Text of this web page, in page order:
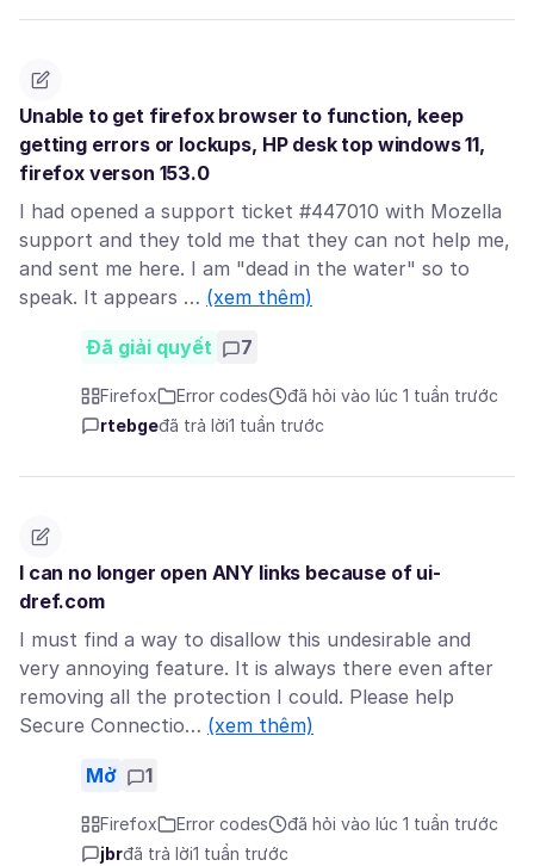
Unable to get firefox browser to function, keep
getting errors or lockups, HP desk top windows 11,
firefox verson 153.0
I had opened a support ticket #447010 with Mozella
support and they told me that they can not help me,
and sent me here. I am "dead in the water" so to
speak. It appears … (xem thêm)
Đã giải quyết 7
Firefox Error codes
đã hỏi vào lúc 1 tuần trước
rtebgeđã trả lời1 tuần trước
I can no longer open ANY links because of ui-
dref.com
I must find a way to disallow this undesirable and
very annoying feature. It is always there even after
removing all the protection I could. Please help
Secure Connectio… (xem thêm)
Mở 1
Firefox Error codes
đã hỏi vào lúc 1 tuần trước
jbrđã trả lời1 tuần trước